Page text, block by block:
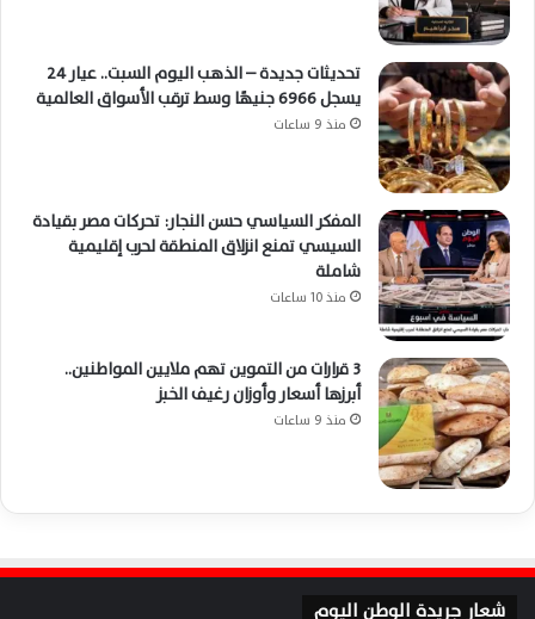
تحديثات جديدة – الذهب اليوم السبت.. عيار 24
يسجل 6966 جنيهًا وسط ترقب الأسواق العالمية
منذ 9 ساعات
المفكر السياسي حسن النجار: تحركات مصر بقيادة
السيسي تمنع انزلاق المنطقة لحرب إقليمية
شاملة
منذ 10 ساعات
3 قرارات من التموين تهم ملايين المواطنين..
أبرزها أسعار وأوزان رغيف الخبز
منذ 9 ساعات
شعار جريدة الوطن اليوم